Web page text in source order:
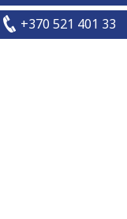
+370 521 401 33